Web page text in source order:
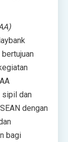
sipil dan
dengan
bagi